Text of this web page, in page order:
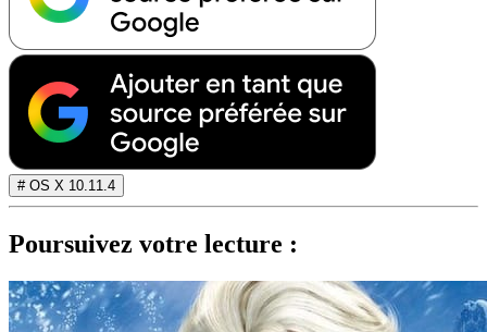
# OS X 10.11.4
Poursuivez votre lecture :